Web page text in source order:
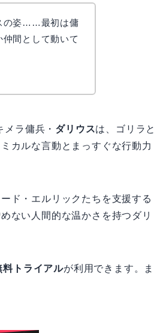
の姿……最初は傭
間として動いて
ラ傭兵・ ダリウスは、ゴリラと
カルな言動とまっすぐな行動力
ド・エルリックたちを支援する
ない人間的な温かさを持つダリ
料トライアルが利用できます。ま